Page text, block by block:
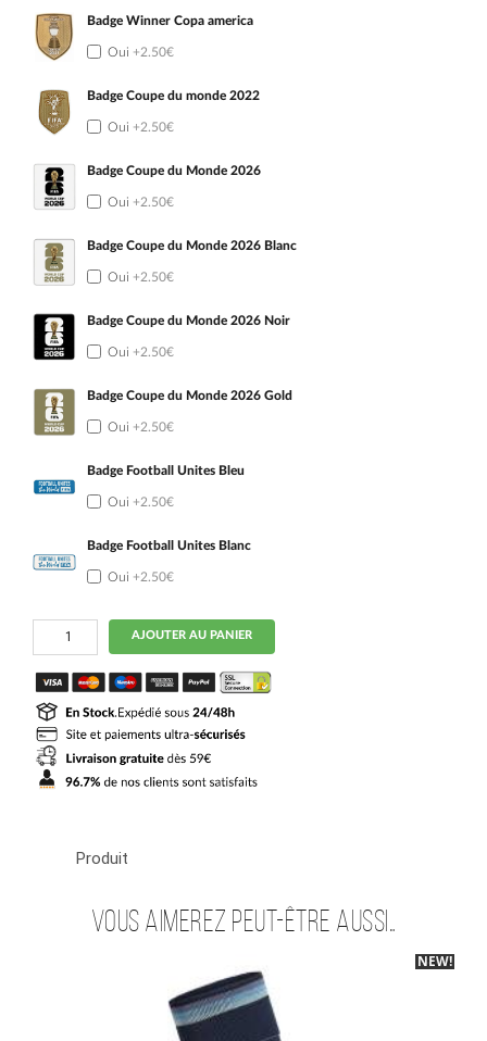
Badge Winner Copa america
Oui +2.50€
Badge Coupe du monde 2022
Oui +2.50€
Badge Coupe du Monde 2026
Oui +2.50€
Badge Coupe du Monde 2026 Blanc
Oui +2.50€
Badge Coupe du Monde 2026 Noir
Oui +2.50€
Badge Coupe du Monde 2026 Gold
Oui +2.50€
Badge Football Unites Bleu
Oui +2.50€
Badge Football Unites Blanc
Oui +2.50€
quantité
Maillot
Argentine
Domicile
2026
2027
AJOUTER AU PANIER
Produit
Vous aimerez peut-être aussi…
-30%
NEW!